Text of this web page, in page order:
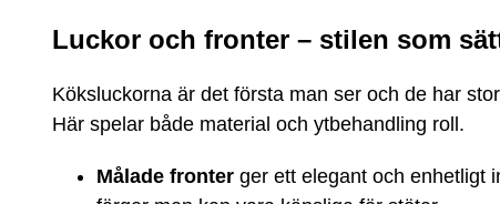
Luckor och fronter – stilen som
Köksluckorna är det första man ser och de har
Här spelar både material och ytbehandling roll.
Målade fronter ger ett elegant och enhetligt